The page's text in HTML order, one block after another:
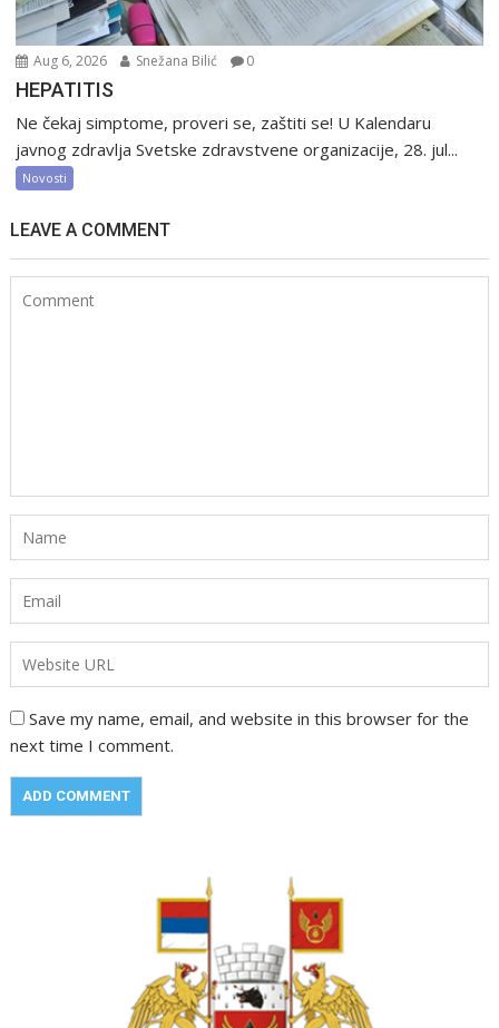
Aug 6, 2026 Snežana Bilić 0
HEPATITIS
Ne čekaj simptome, proveri se, zaštiti se! U Kalendaru
javnog zdravlja Svetske zdravstvene organizacije, 28. jul...
Novosti
LEAVE A COMMENT
Save my name, email, and website in this browser for the
next time I comment.